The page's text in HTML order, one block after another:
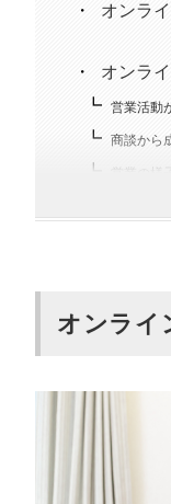
オンラ
オンラ
営業活動
商談から
営業の様
商品を直
オンラ
【商談前
【商談前
【商談前
オンライ